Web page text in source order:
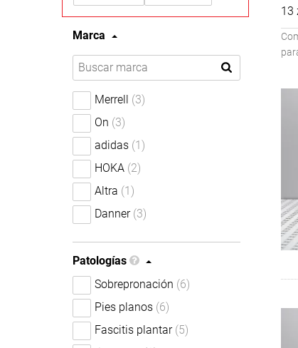
Marca
Merrell (3)
On (3)
adidas (1)
HOKA (2)
Altra (1)
Danner (3)
Patologías
Sobrepronación (6)
Pies planos (6)
Fascitis plantar (5)
13